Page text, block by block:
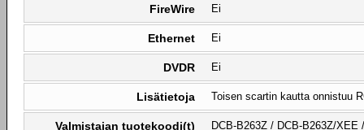
FireWire Ei
Ethernet Ei
DVDR Ei
Lisätietoja Toisen scartin kautta onnistuu
Valmistajan tuotekoodi(t) DCB-B263Z / DCB-B263Z/XEE